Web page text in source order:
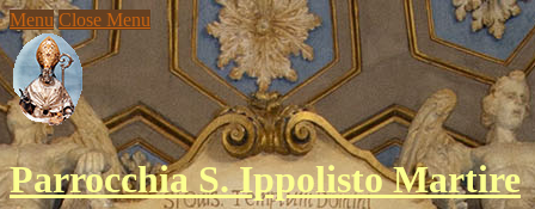
Menu Close Menu
Parrocchia S. Ippolisto Martire